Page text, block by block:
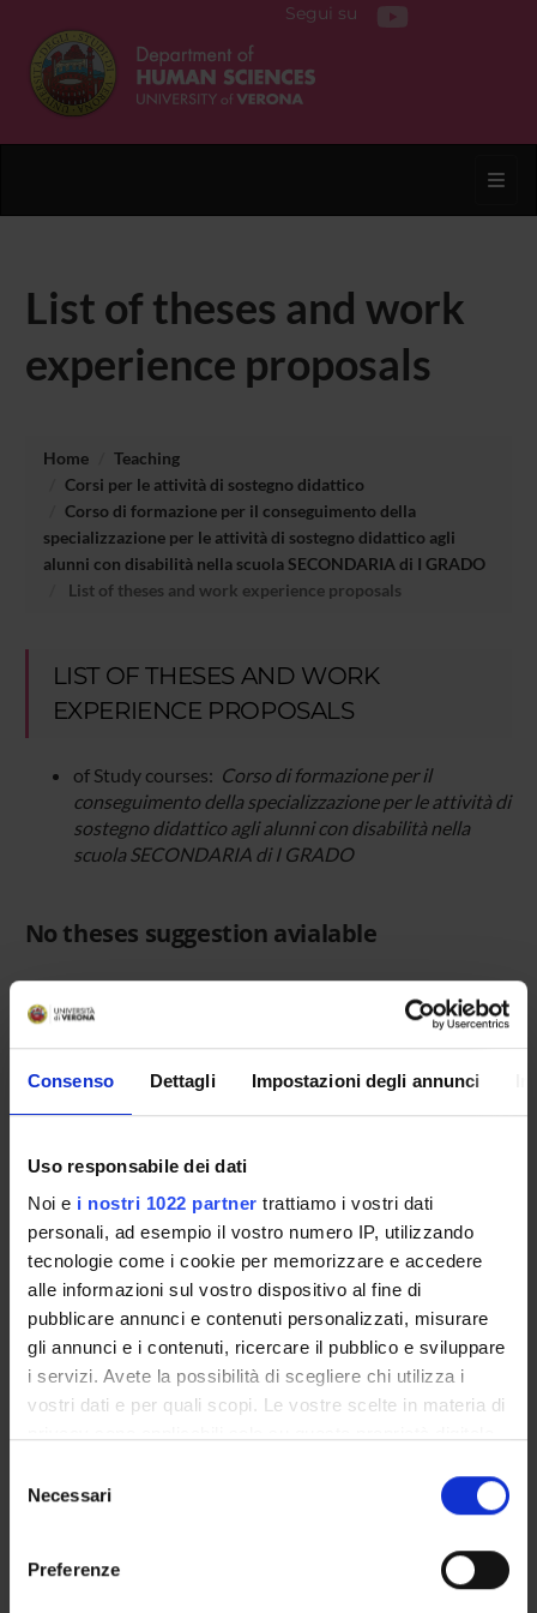
Consenso Dettagli Impostazioni degli annunci
Uso responsabile dei dati
Noi e i nostri 1022 partner trattiamo i vostri dati
personali, ad esempio il vostro numero IP, utilizzando
tecnologie come i cookie per memorizzare e accedere
alle informazioni sul vostro dispositivo al fine di
pubblicare annunci e contenuti personalizzati, misurare
gli annunci e i contenuti, ricercare il pubblico e sviluppare
i servizi. Avete la possibilità di scegliere chi utilizza i
vostri dati e per quali scopi. Le vostre scelte in materia di
modificare o revocare il proprio consenso in qualsiasi
momento dalla Dichiarazione sui cookie o facendo clic
delNecessari
Preferenze
Segui su
List of theses and work
experience proposals
Home
Teaching
Corsi per le attività di sostegno didattico
Corso di formazione per il conseguimento della
specializzazione per le attività di sostegno didattico agli
alunni con disabilità nella scuola SECONDARIA di I GRADO
List of theses and work experience proposals
LIST OF THESES AND WORK
EXPERIENCE PROPOSALS
of Study courses: Corso di formazione per il
conseguimento della specializzazione per le attività di
sostegno didattico agli alunni con disabilità nella
scuola SECONDARIA di I GRADO
No theses suggestion avialable
Enrolment Policy
Academic Calendar
Degree Programme
Exam calendar
Notices
Thesis and internship proposals
Governing bodies
Faculty staff
COURSES
TRAINING